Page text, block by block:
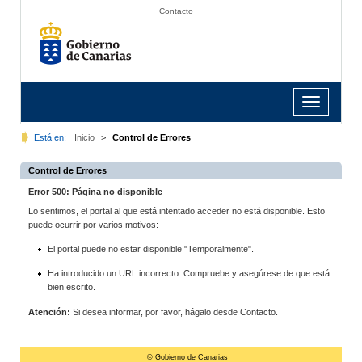
Contacto
Toggle
navigation
Está en: Inicio > Control de Errores
Control de Errores
Error 500: Página no disponible
Lo sentimos, el portal al que está intentado acceder no está disponible. Esto
puede ocurrir por varios motivos:
El portal puede no estar disponible "Temporalmente".
Ha introducido un URL incorrecto. Compruebe y asegúrese de que está
bien escrito.
Atención: Si desea informar, por favor, hágalo desde Contacto.
© Gobierno de Canarias